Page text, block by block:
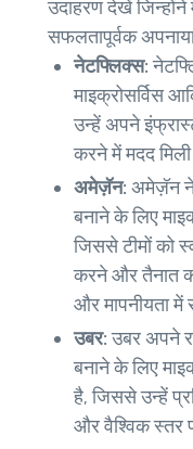
उदाहरण देखें जिन्होंने
सफलतापूर्वक
नेटफ्लिक्स:
माइक्रोसर्विस
उन्हें अपने
करने में मदद
अमेज़ॅन: अमेज़ॅन ने
बनाने के लिए
जिससे टीमों को
करने और तैनात
और मापनीयता
उबर:उबर अपने
बनाने के लिए
है, जिससे उन्हें
और वैश्विक स्तर